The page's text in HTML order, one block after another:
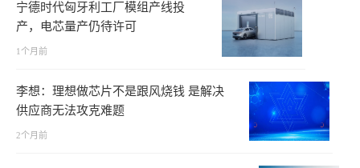
宁德时代匈牙利工厂模组产线投
产，电芯量产仍待许可
1个月前
李想：理想做芯片不是跟风烧钱 是解决
供应商无法攻克难题
2个月前